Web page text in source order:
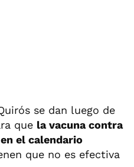
se dan luego de
que la vacuna contra
el calendario
que no es efectiva